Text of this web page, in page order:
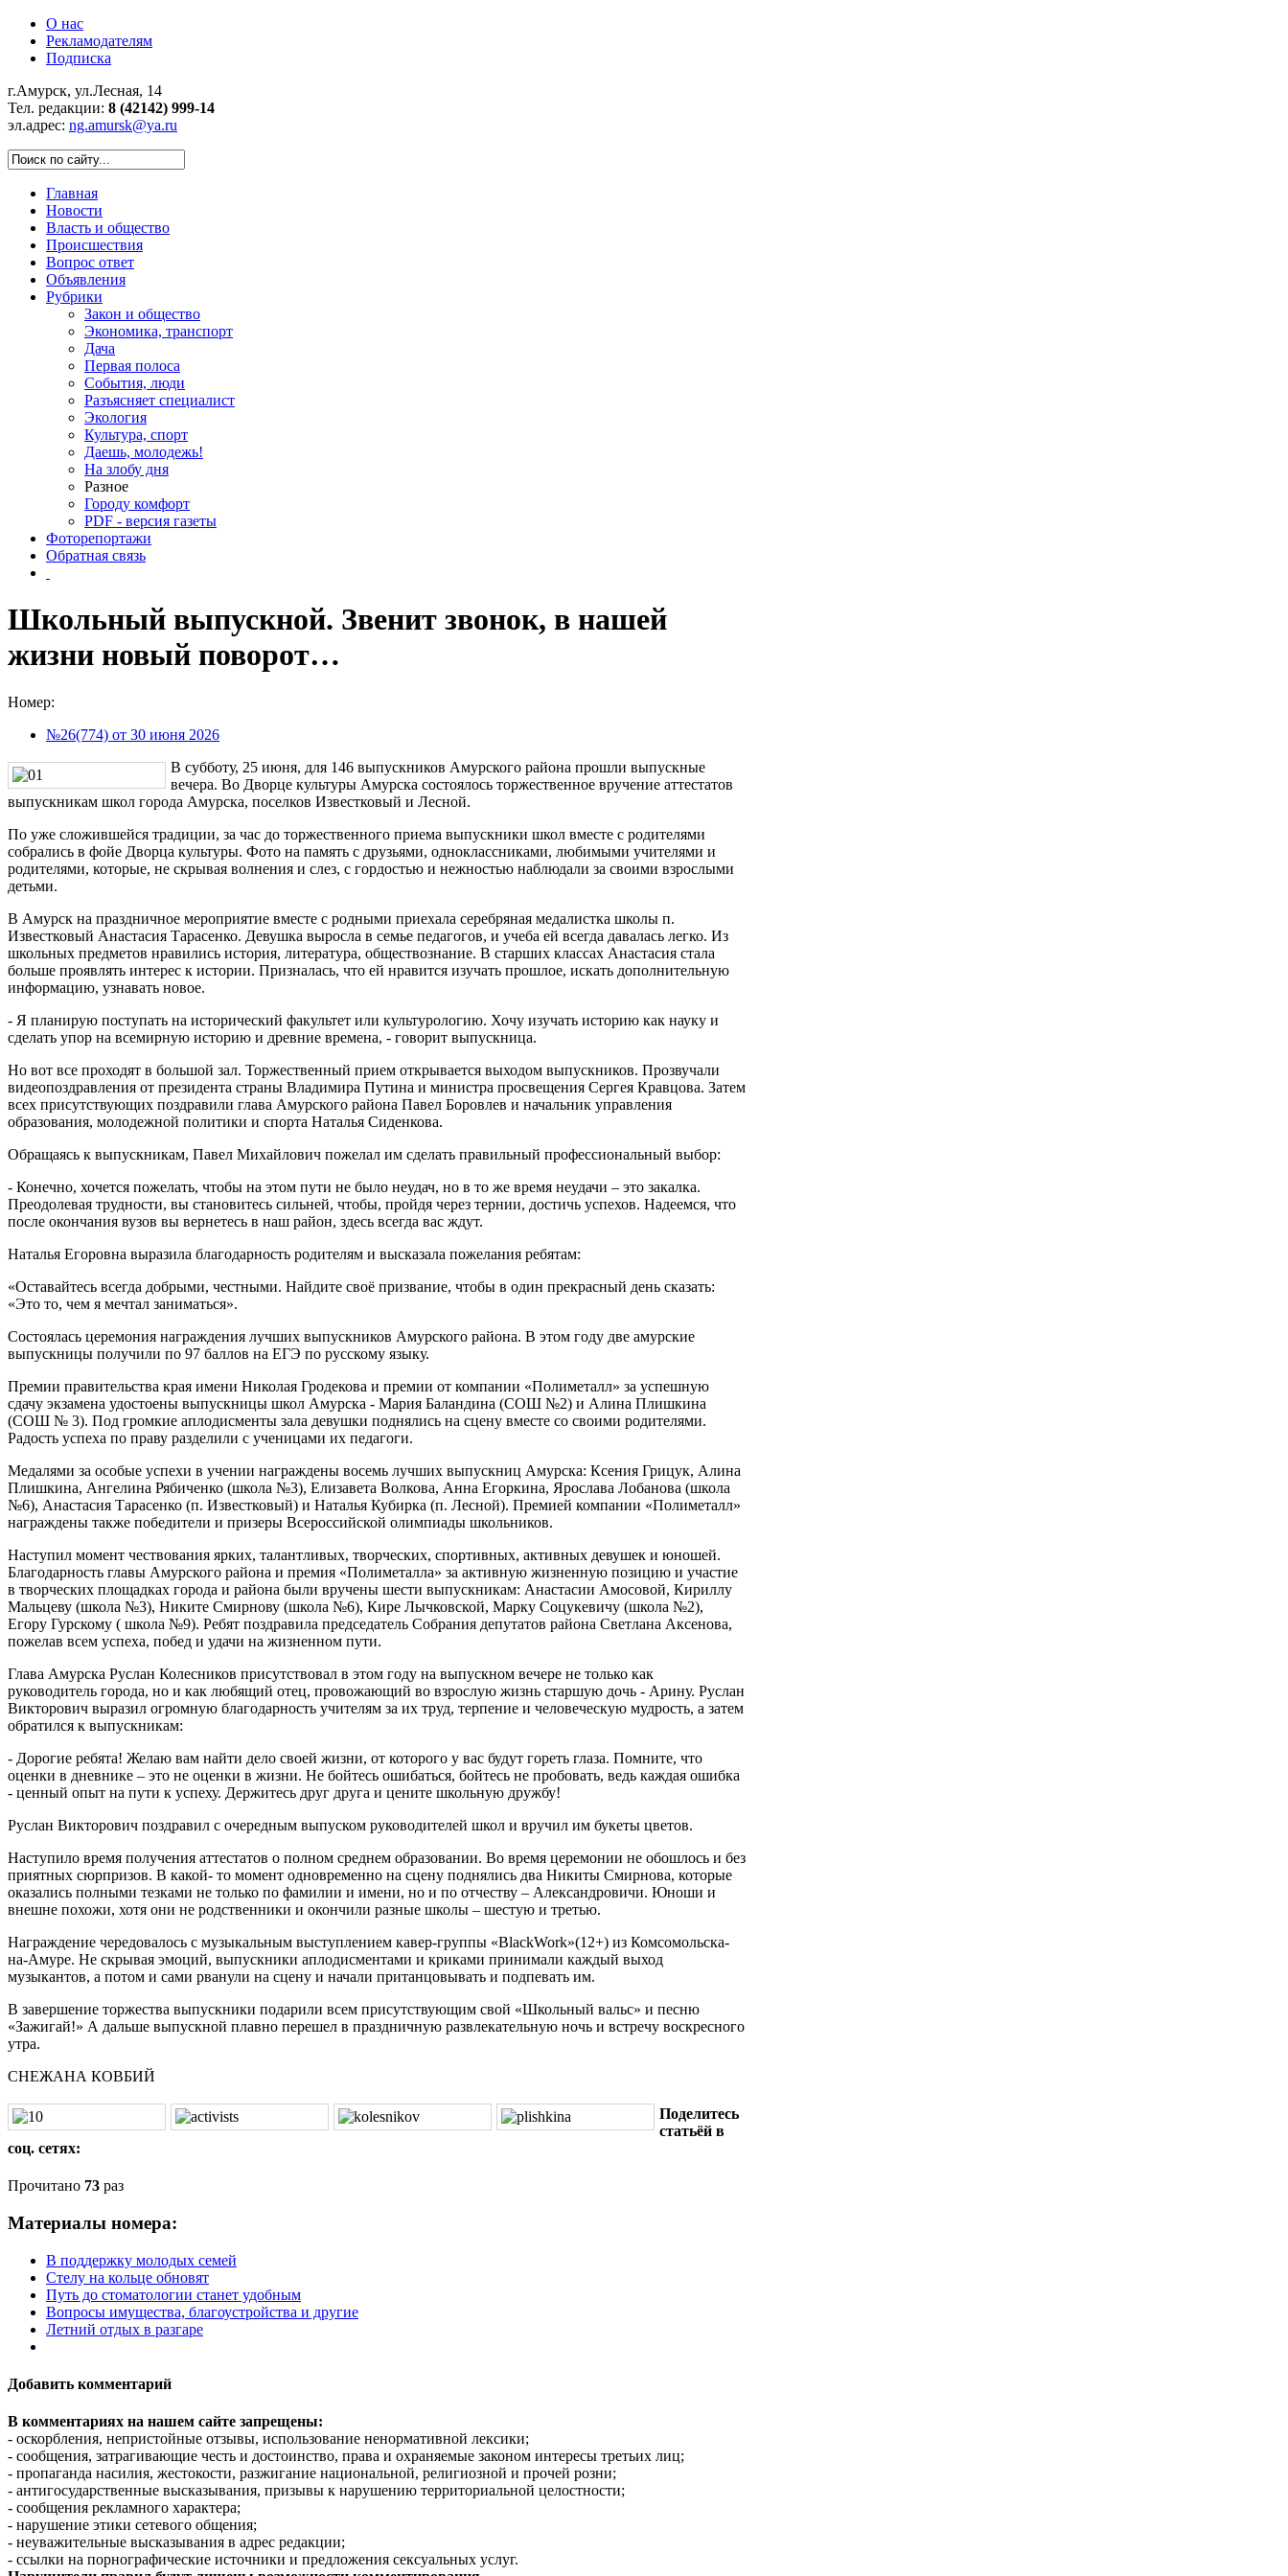
О нас
Рекламодателям
Подписка
г.Амурск, ул.Лесная, 14
Тел. редакции: 8 (42142) 999-14
эл.адрес: ng.amursk@ya.ru
Главная
Новости
Власть и общество
Происшествия
Вопрос ответ
Объявления
Рубрики
Закон и общество
Экономика, транспорт
Дача
Первая полоса
События, люди
Разъясняет специалист
Экология
Культура, спорт
Даешь, молодежь!
На злобу дня
Разное
Городу комфорт
PDF - версия газеты
Фоторепортажи
Обратная связь
Школьный выпускной. Звенит звонок, в нашей
жизни новый поворот…
Номер:
№26(774) от 30 июня 2026
В субботу, 25 июня, для 146 выпускников Амурского района прошли выпускные
вечера. Во Дворце культуры Амурска состоялось торжественное вручение аттестатов
выпускникам школ города Амурска, поселков Известковый и Лесной.
По уже сложившейся традиции, за час до торжественного приема выпускники школ вместе с родителями
собрались в фойе Дворца культуры. Фото на память с друзьями, одноклассниками, любимыми учителями и
родителями, которые, не скрывая волнения и слез, с гордостью и нежностью наблюдали за своими взрослыми
детьми.
В Амурск на праздничное мероприятие вместе с родными приехала серебряная медалистка школы п.
Известковый Анастасия Тарасенко. Девушка выросла в семье педагогов, и учеба ей всегда давалась легко. Из
школьных предметов нравились история, литература, обществознание. В старших классах Анастасия стала
больше проявлять интерес к истории. Призналась, что ей нравится изучать прошлое, искать дополнительную
информацию, узнавать новое.
- Я планирую поступать на исторический факультет или культурологию. Хочу изучать историю как науку и
сделать упор на всемирную историю и древние времена, - говорит выпускница.
Но вот все проходят в большой зал. Торжественный прием открывается выходом выпускников. Прозвучали
видеопоздравления от президента страны Владимира Путина и министра просвещения Сергея Кравцова. Затем
всех присутствующих поздравили глава Амурского района Павел Боровлев и начальник управления
образования, молодежной политики и спорта Наталья Сиденкова.
Обращаясь к выпускникам, Павел Михайлович пожелал им сделать правильный профессиональный выбор:
- Конечно, хочется пожелать, чтобы на этом пути не было неудач, но в то же время неудачи – это закалка.
Преодолевая трудности, вы становитесь сильней, чтобы, пройдя через тернии, достичь успехов. Надеемся, что
после окончания вузов вы вернетесь в наш район, здесь всегда вас ждут.
Наталья Егоровна выразила благодарность родителям и высказала пожелания ребятам:
«Оставайтесь всегда добрыми, честными. Найдите своё призвание, чтобы в один прекрасный день сказать:
«Это то, чем я мечтал заниматься».
Состоялась церемония награждения лучших выпускников Амурского района. В этом году две амурские
выпускницы получили по 97 баллов на ЕГЭ по русскому языку.
Премии правительства края имени Николая Гродекова и премии от компании «Полиметалл» за успешную
сдачу экзамена удостоены выпускницы школ Амурска - Мария Баландина (СОШ №2) и Алина Плишкина
(СОШ № 3). Под громкие аплодисменты зала девушки поднялись на сцену вместе со своими родителями.
Радость успеха по праву разделили с ученицами их педагоги.
Медалями за особые успехи в учении награждены восемь лучших выпускниц Амурска: Ксения Грицук, Алина
Плишкина, Ангелина Рябиченко (школа №3), Елизавета Волкова, Анна Егоркина, Ярослава Лобанова (школа
№6), Анастасия Тарасенко (п. Известковый) и Наталья Кубирка (п. Лесной). Премией компании «Полиметалл»
награждены также победители и призеры Всероссийской олимпиады школьников.
Наступил момент чествования ярких, талантливых, творческих, спортивных, активных девушек и юношей.
Благодарность главы Амурского района и премия «Полиметалла» за активную жизненную позицию и участие
в творческих площадках города и района были вручены шести выпускникам: Анастасии Амосовой, Кириллу
Мальцеву (школа №3), Никите Смирнову (школа №6), Кире Лычковской, Марку Соцукевичу (школа №2),
Егору Гурскому ( школа №9). Ребят поздравила председатель Собрания депутатов района Светлана Аксенова,
пожелав всем успеха, побед и удачи на жизненном пути.
Глава Амурска Руслан Колесников присутствовал в этом году на выпускном вечере не только как
руководитель города, но и как любящий отец, провожающий во взрослую жизнь старшую дочь - Арину. Руслан
Викторович выразил огромную благодарность учителям за их труд, терпение и человеческую мудрость, а затем
обратился к выпускникам:
- Дорогие ребята! Желаю вам найти дело своей жизни, от которого у вас будут гореть глаза. Помните, что
оценки в дневнике – это не оценки в жизни. Не бойтесь ошибаться, бойтесь не пробовать, ведь каждая ошибка
- ценный опыт на пути к успеху. Держитесь друг друга и цените школьную дружбу!
Руслан Викторович поздравил с очередным выпуском руководителей школ и вручил им букеты цветов.
Наступило время получения аттестатов о полном среднем образовании. Во время церемонии не обошлось и без
приятных сюрпризов. В какой- то момент одновременно на сцену поднялись два Никиты Смирнова, которые
оказались полными тезками не только по фамилии и имени, но и по отчеству – Александровичи. Юноши и
внешне похожи, хотя они не родственники и окончили разные школы – шестую и третью.
Награждение чередовалось с музыкальным выступлением кавер-группы «BlackWork»(12+) из Комсомольска-
на-Амуре. Не скрывая эмоций, выпускники аплодисментами и криками принимали каждый выход
музыкантов, а потом и сами рванули на сцену и начали пританцовывать и подпевать им.
В завершение торжества выпускники подарили всем присутствующим свой «Школьный вальс» и песню
«Зажигай!» А дальше выпускной плавно перешел в праздничную развлекательную ночь и встречу воскресного
утра.
СНЕЖАНА КОВБИЙ
Поделитесь
статьёй в
соц. сетях:
Прочитано 73 раз
Материалы номера:
В поддержку молодых семей
Стелу на кольце обновят
Путь до стоматологии станет удобным
Вопросы имущества, благоустройства и другие
Летний отдых в разгаре
Добавить комментарий
В комментариях на нашем сайте запрещены:
- оскорбления, непристойные отзывы, использование ненормативной лексики;
- сообщения, затрагивающие честь и достоинство, права и охраняемые законом интересы третьих лиц;
- пропаганда насилия, жестокости, разжигание национальной, религиозной и прочей розни;
- антигосударственные высказывания, призывы к нарушению территориальной целостности;
- сообщения рекламного характера;
- нарушение этики сетевого общения;
- неуважительные высказывания в адрес редакции;
- ссылки на порнографические источники и предложения сексуальных услуг.